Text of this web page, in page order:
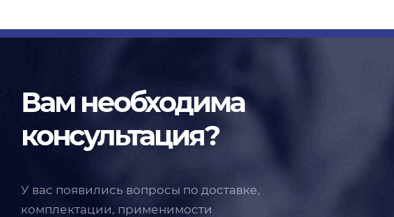
Вам необходима
консультация?
У вас появились вопросы по доставке,
комплектации, применимости